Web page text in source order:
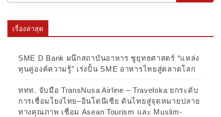
เรื่องล่าสุด
SME D Bank ผนึกสถาบันอาหาร ชูยุทธศาสตร์ “แหล่ง
ทุนคู่องค์ความรู้” เร่งปั้น SME อาหารไทยสู่ตลาดโลก
ททท. จับมือ TransNusa Airline – Traveloka ยกระดับ
การเชื่อมโยงไทย–อินโดนีเซีย ดันไทยสู่จุดหมายปลาย
ทางคุณภาพ เชื่อม Asean Tourism และ Muslim-